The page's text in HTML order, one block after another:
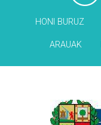
HONI BURUZ
ARAUAK